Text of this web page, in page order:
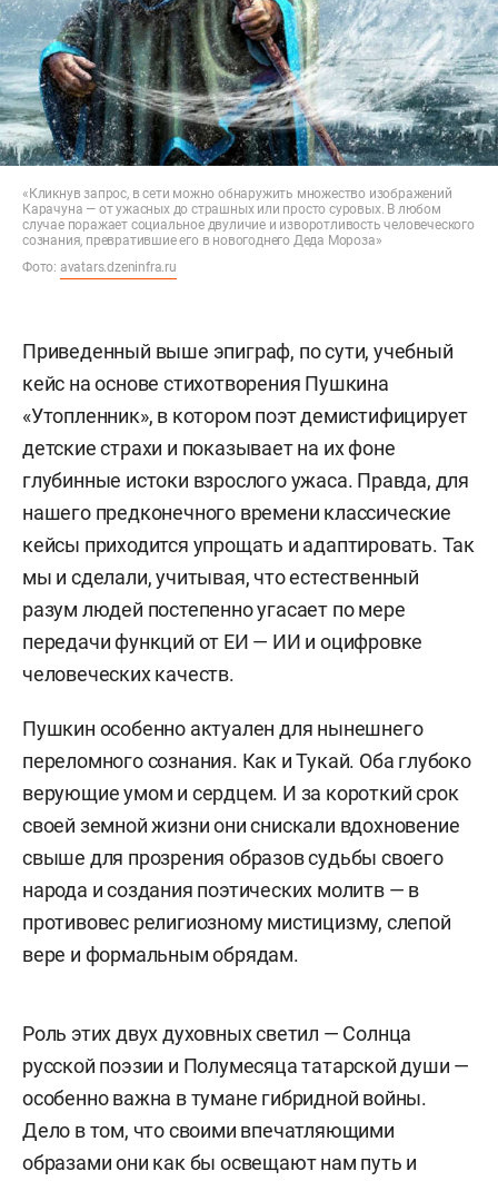
«Кликнув запрос, в сети можно обнаружить множество изображений
Карачуна — от ужасных до страшных или просто суровых. В любом
случае поражает социальное двуличие и изворотливость человеческого
сознания, превратившие его в новогоднего Деда Мороза»
Фото: avatars.dzeninfra.ru
Приведенный выше эпиграф, по сути, учебный
кейс на основе стихотворения Пушкина
«Утопленник», в котором поэт демистифицирует
детские страхи и показывает на их фоне
глубинные истоки взрослого ужаса. Правда, для
нашего предконечного времени классические
кейсы приходится упрощать и адаптировать. Так
мы и сделали, учитывая, что естественный
разум людей постепенно угасает по мере
передачи функций от ЕИ — ИИ и оцифровке
человеческих качеств.
Пушкин особенно актуален для нынешнего
переломного сознания. Как и Тукай. Оба глубоко
верующие умом и сердцем. И за короткий срок
своей земной жизни они снискали вдохновение
свыше для прозрения образов судьбы своего
народа и создания поэтических молитв — в
противовес религиозному мистицизму, слепой
вере и формальным обрядам.
Роль этих двух духовных светил — Солнца
русской поэзии и Полумесяца татарской души —
особенно важна в тумане гибридной войны.
Дело в том, что своими впечатляющими
образами они как бы освещают нам путь и